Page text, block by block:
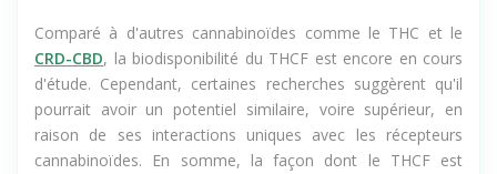
Comparé à d'autres cannabinoïdes comme le THC et le
CRD-CBD, la biodisponibilité du THCF est encore en cours
d'étude. Cependant, certaines recherches suggèrent qu'il
pourrait avoir un potentiel similaire, voire supérieur, en
raison de ses interactions uniques avec les récepteurs
cannabinoïdes. En somme, la façon dont le THCF est